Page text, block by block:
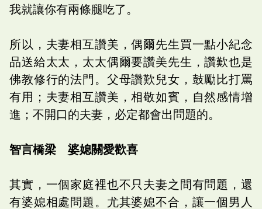
我就讓你有兩條腿吃了。
所以，夫妻相互讚美，偶爾先生買一點小紀念
品送給太太，太太偶爾要讚美先生，讚歎也是
佛教修行的法門。父母讚歎兒女，鼓勵比打罵
有用；夫妻相互讚美，相敬如賓，自然感情增
進；不開口的夫妻，必定都會出問題的。
智言橋梁 婆媳關愛歡喜
其實，一個家庭裡也不只夫妻之間有問題，還
有婆媳相處問題。尤其婆媳不合，讓一個男人